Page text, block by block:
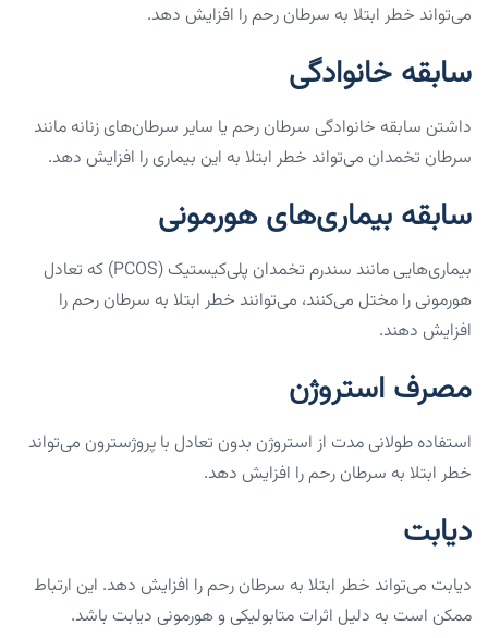
می‌تواند خطر ابتلا به سرطان رحم را افزایش دهد.
سابقه خانوادگی
داشتن سابقه خانوادگی سرطان رحم یا سایر سرطان‌های زنانه مانند
سرطان تخمدان می‌تواند خطر ابتلا به این بیماری را افزایش دهد.
سابقه بیماری‌های هورمونی
بیماری‌هایی مانند سندرم تخمدان پلی‌کیستیک (PCOS) که تعادل
هورمونی را مختل می‌کنند، می‌توانند خطر ابتلا به سرطان رحم را
افزایش دهند.
مصرف استروژن
استفاده طولانی مدت از استروژن بدون تعادل با پروژسترون می‌تواند
خطر ابتلا به سرطان رحم را افزایش دهد.
دیابت
دیابت می‌تواند خطر ابتلا به سرطان رحم را افزایش دهد. این ارتباط
ممکن است به دلیل اثرات متابولیکی و هورمونی دیابت باشد.